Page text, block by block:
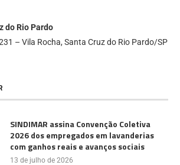
do Rio Pardo
– Vila Rocha, Santa Cruz do Rio Pardo/SP
SINDIMAR assina Convenção Coletiva
2026 dos empregados em lavanderias
com ganhos reais e avanços sociais
13 de julho de 2026